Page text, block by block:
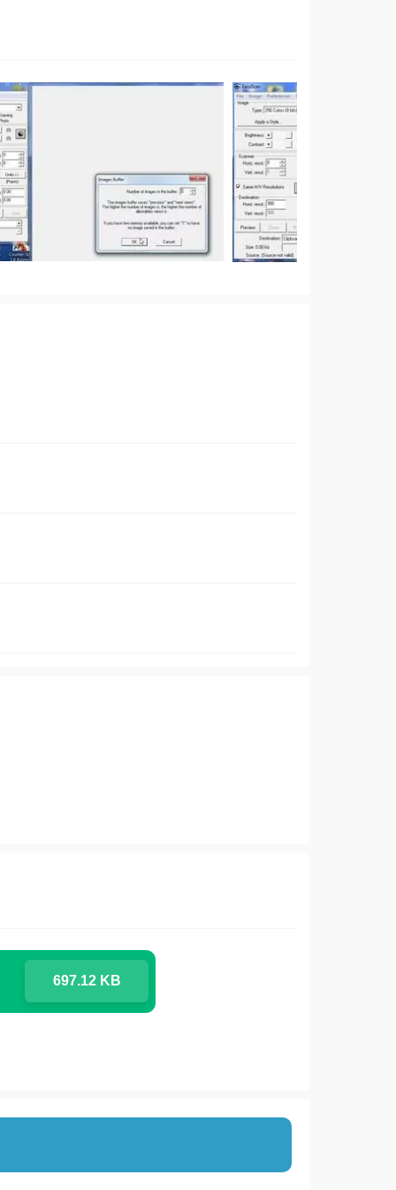
697.12 KB